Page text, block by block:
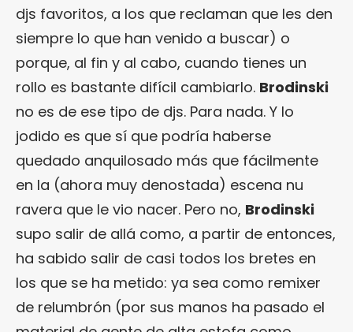
djs favoritos, a los que reclaman que les den
siempre lo que han venido a buscar) o
porque, al fin y al cabo, cuando tienes un
rollo es bastante difícil cambiarlo. Brodinski
no es de ese tipo de djs. Para nada. Y lo
jodido es que sí que podría haberse
quedado anquilosado más que fácilmente
en la (ahora muy denostada) escena nu
ravera que le vio nacer. Pero no, Brodinski
supo salir de allá como, a partir de entonces,
ha sabido salir de casi todos los bretes en
los que se ha metido: ya sea como remixer
de relumbrón (por sus manos ha pasado el